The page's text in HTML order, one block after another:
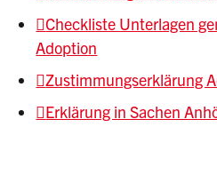
Checkliste Unterlagen
Adoption
Zustimmungserklärung
Erklärung in Sachen